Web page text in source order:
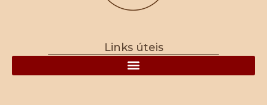
Links úteis